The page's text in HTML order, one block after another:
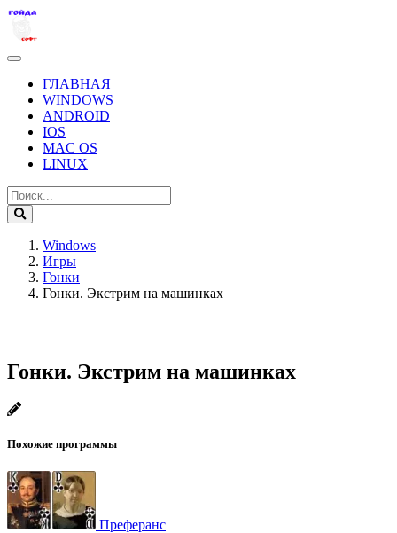
ГЛАВНАЯ
WINDOWS
ANDROID
IOS
MAC OS
LINUX
Windows
Игры
Гонки
Гонки. Экстрим на машинках
Гонки. Экстрим на машинках
Похожие программы
Преферанс